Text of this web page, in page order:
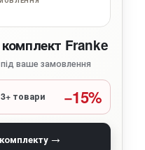
Franke
ваше замовлення
3+ товари −15%
→